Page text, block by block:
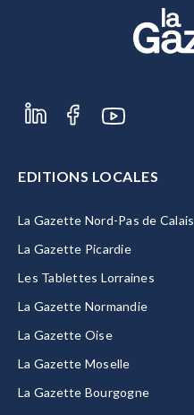
EDITIONS LOCALES
La Gazette Nord-Pas de Calais
La Gazette Picardie
Les Tablettes Lorraines
La Gazette Normandie
La Gazette Oise
La Gazette Moselle
La Gazette Bourgogne